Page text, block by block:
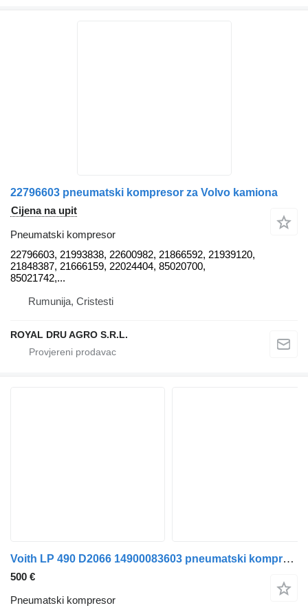
22796603 pneumatski kompresor za Volvo kamiona
Cijena na upit
Pneumatski kompresor
22796603, 21993838, 22600982, 21866592, 21939120,
21848387, 21666159, 22024404, 85020700,
85021742,...
Rumunija, Cristesti
ROYAL DRU AGRO S.R.L.
Voith LP 490 D2066 14900083603 pneumatski kompresor za MAN Lions City autobusa
500 €
Pneumatski kompresor